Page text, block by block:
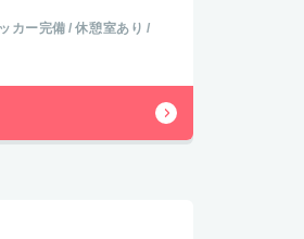
カー完備
休憩室あり